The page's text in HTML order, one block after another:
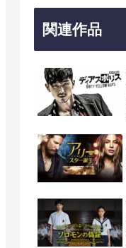
関連作品